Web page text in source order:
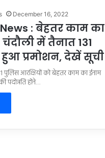
December 16, 2022
: बेहतर काम का
में तैनात 131
हुआ प्रमोशन, देखें सूची
पुलिस आरक्षियों को बेहतर काम का ईनाम
पदोन्नति होने…